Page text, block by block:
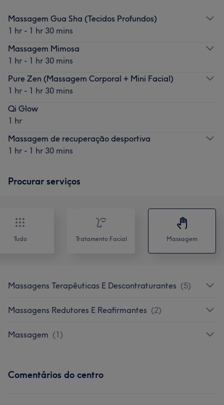
Massagem Gua Sha (Tecidos Profundos)
1 hr - 1 hr 30 mins
Massagem Mimosa
1 hr - 1 hr 30 mins
Pure Zen (Massagem Corporal + Mini Facial)
1 hr - 1 hr 30 mins
Qi Glow
1 hr
Massagem de recuperação desportiva
1 hr - 1 hr 30 mins
Procurar serviços
Tudo Tratamento Facial Massagem
Massagens Terapêuticas E Descontraturantes (5)
Massagens Redutores E Reafirmantes (2)
Massagem (1)
Comentários do centro